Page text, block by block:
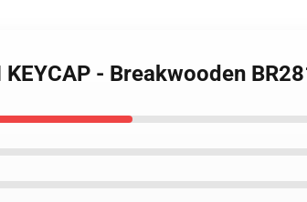
- Breakwooden